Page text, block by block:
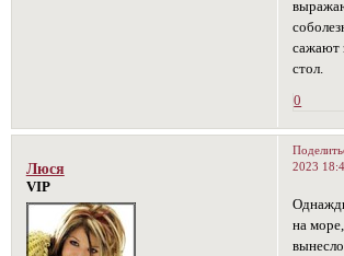
сажают
стол.
0
2023
Люся
VIP
на